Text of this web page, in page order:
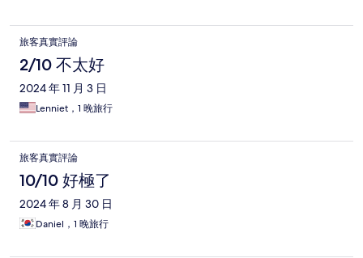
旅客真實評論
2/10 不太好
2024 年 11 月 3 日
Lenniet，1 晚旅行
旅客真實評論
10/10 好極了
2024 年 8 月 30 日
Daniel，1 晚旅行